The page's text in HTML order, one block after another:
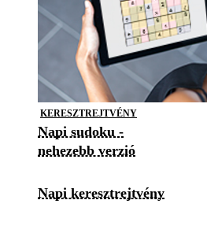
KERESZTREJTVÉNY
Napi sudoku -
nehezebb verzió
Napi keresztrejtvény